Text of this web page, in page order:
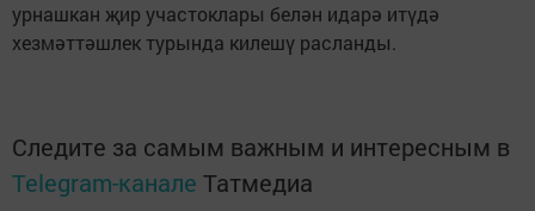
урнашкан җир участоклары белән идарә итүдә
хезмәттәшлек турында килешү расланды.
Следите за самым важным и интересным в
Telegram-канале Татмедиа